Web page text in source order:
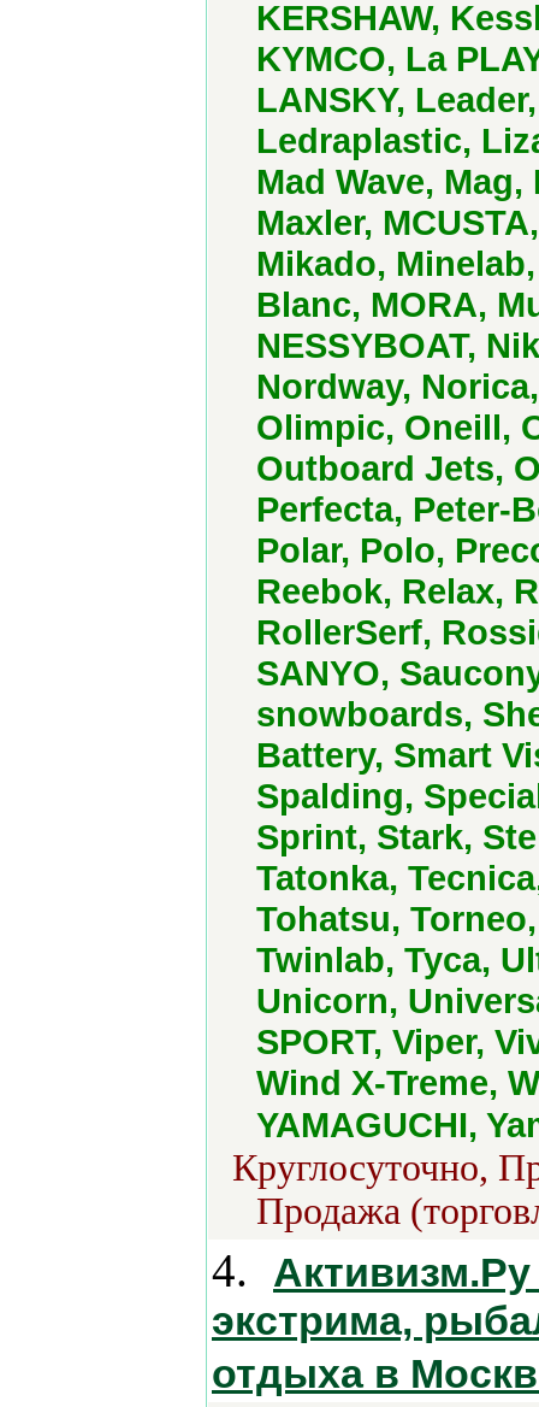
KERSHAW,
KYMCO, La
LANSKY,
Ledraplastic,
Mad Wave,
Maxler,
Mikado,
Blanc, MORA,
NESSYBOAT,
Nordway,
Olimpic, Oneill,
Outboard Jets,
Perfecta, Peter-
Polar, Polo,
Reebok, Relax,
RollerSerf,
SANYO,
snowboards,
Battery, Smart
Spalding,
Sprint, Stark,
Tatonka,
Tohatsu,
Twinlab, Tyca,
Unicorn,
SPORT, Viper,
Wind X-Treme,
YAMAGUCHI,
Круглосуточно,
Продажа
4.
экстрима,
отдыха в